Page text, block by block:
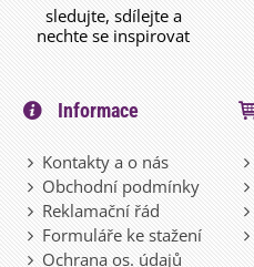
sledujte, sdílejte a
nechte se inspirovat
Informace
Kontakty a o nás
Obchodní podmínky
Reklamační řád
Formuláře ke stažení
Ochrana os. údajů